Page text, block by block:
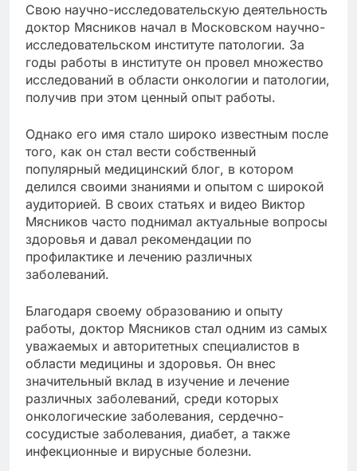
Свою научно-исследовательскую деятельность
доктор Мясников начал в Московском научно-
исследовательском институте патологии. За
годы работы в институте он провел множество
исследований в области онкологии и патологии,
получив при этом ценный опыт работы.
Однако его имя стало широко известным после
того, как он стал вести собственный
популярный медицинский блог, в котором
делился своими знаниями и опытом с широкой
аудиторией. В своих статьях и видео Виктор
Мясников часто поднимал актуальные вопросы
здоровья и давал рекомендации по
профилактике и лечению различных
заболеваний.
Благодаря своему образованию и опыту
работы, доктор Мясников стал одним из самых
уважаемых и авторитетных специалистов в
области медицины и здоровья. Он внес
значительный вклад в изучение и лечение
различных заболеваний, среди которых
онкологические заболевания, сердечно-
сосудистые заболевания, диабет, а также
инфекционные и вирусные болезни.